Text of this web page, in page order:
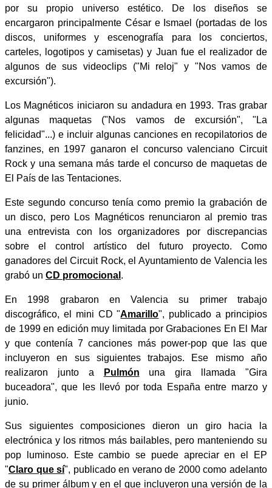
por su propio universo estético. De los diseños se
encargaron principalmente César e Ismael (portadas de los
discos, uniformes y escenografía para los conciertos,
carteles, logotipos y camisetas) y Juan fue el realizador de
algunos de sus videoclips ("Mi reloj" y "Nos vamos de
excursión").
Los Magnéticos iniciaron su andadura en 1993. Tras grabar
algunas maquetas ("Nos vamos de excursión", "La
felicidad"...) e incluir algunas canciones en recopilatorios de
fanzines, en 1997 ganaron el concurso valenciano Circuit
Rock y una semana más tarde el concurso de maquetas de
El País de las Tentaciones.
Este segundo concurso tenía como premio la grabación de
un disco, pero Los Magnéticos renunciaron al premio tras
una entrevista con los organizadores por discrepancias
sobre el control artístico del futuro proyecto. Como
ganadores del Circuit Rock, el Ayuntamiento de Valencia les
grabó un CD promocional .
En 1998 grabaron en Valencia su primer trabajo
discográfico, el mini CD "Amarillo", publicado a principios
de 1999 en edición muy limitada por Grabaciones En El Mar
y que contenía 7 canciones más power-pop que las que
incluyeron en sus siguientes trabajos. Ese mismo año
realizaron junto a
Pulmón una gira llamada "Gira
buceadora", que les llevó por toda España entre marzo y
junio.
Sus siguientes composiciones dieron un giro hacia la
electrónica y los ritmos más bailables, pero manteniendo su
pop luminoso. Este cambio se puede apreciar en el EP
"Claro que sí", publicado en verano de 2000 como adelanto
de su primer álbum y en el que incluyeron una versión de la